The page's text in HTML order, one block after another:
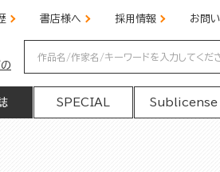
書店様へ 採用情報 お問
SPECIAL Sublicense